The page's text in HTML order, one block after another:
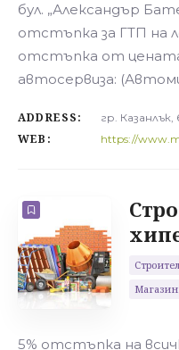
бул. „Александър
отстъпка за ГТП на
отстъпка от цената
автосервиза:
ADDRESS: гр.
WEB: https://
5% отстъпка на